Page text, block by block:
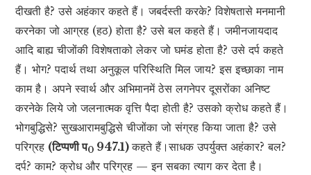
दीखती है? उसे अहंकार कहते हैं। जबर्दस्ती करके? विशेषतासे मनमानी
करनेका जो आग्रह (हठ) होता है? उसे बल कहते हैं। जमीनजायदाद
आदि बाह्य चीजोंकी विशेषताको लेकर जो घमंड होता है? उसे दर्प कहते
हैं। भोग? पदार्थ तथा अनुकूल परिस्थिति मिल जाय? इस इच्छाका नाम
काम है। अपने स्वार्थ और अभिमानमें ठेस लगनेपर दूसरोंका अनिष्ट
करनेके लिये जो जलनात्मक वृत्ति पैदा होती है? उसको क्रोध कहते हैं।
भोगबुद्धिसे? सुखआरामबुद्धिसे चीजोंका जो संग्रह किया जाता है? उसे
परिग्रह (टिप्पणी प0 947.1)कहते हैं।साधक उपर्युक्त अहंकार? बल?
दर्प? काम? क्रोध और परिग्रह — इन सबका त्याग कर देता है।